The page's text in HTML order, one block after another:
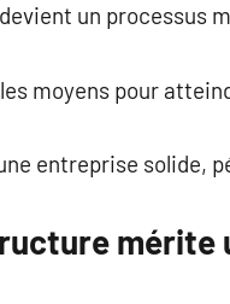
un processus
les moyens pour
entreprise solide,
mérite